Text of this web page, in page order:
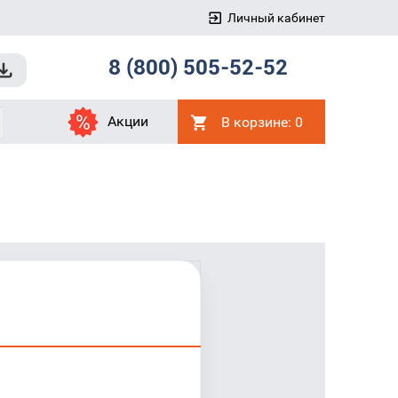
Личный кабинет
8 (800) 505-52-52
Акции В корзине: 0